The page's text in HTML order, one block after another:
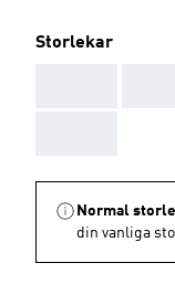
Storlekar
Normal
din vanliga